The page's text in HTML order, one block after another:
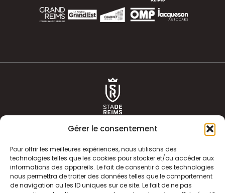
Gérer le consentement
Pour offrir les meilleures expériences, nous utilisons des
technologies telles que les cookies pour stocker et/ou accéder aux
informations des appareils. Le fait de consentir à ces technologies
nous permettra de traiter des données telles que le comportement
de navigation ou les ID uniques sur ce site. Le fait de ne pas
ACTUALITÉS
CLUB
HISTOIRE
ÉQUIPE PREMIERE